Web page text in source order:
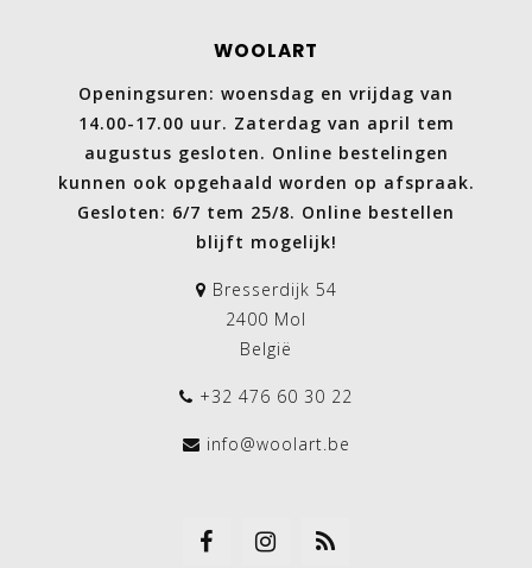
WOOLART
Openingsuren: woensdag en vrijdag van
14.00-17.00 uur. Zaterdag van april tem
augustus gesloten. Online bestelingen
kunnen ook opgehaald worden op afspraak.
Gesloten: 6/7 tem 25/8. Online bestellen
blijft mogelijk!
Bresserdijk 54
2400 Mol
België
+32 476 60 30 22
info@woolart.be